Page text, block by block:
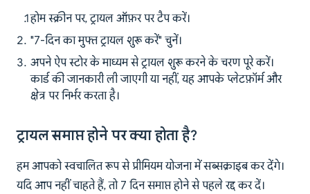
होम स्क्रीन पर, ट्रायल ऑफ़र पर टैप करें।
"7-दिन का मुफ्त ट्रायल शुरू करें" चुनें।
अपने ऐप स्टोर के माध्यम से ट्रायल शुरू करने के चरण पूरे करें।
कार्ड की जानकारी ली जाएगी या नहीं, यह आपके प्लेटफ़ॉर्म और
क्षेत्र पर निर्भर करता है।
ट्रायल समाप्त होने पर क्या होता है?
हम आपको स्वचालित रूप से प्रीमियम योजना में सब्सक्राइब कर देंगे।
यदि आप नहीं चाहते हैं, तो 7 दिन समाप्त होने से पहले रद्द कर दें।